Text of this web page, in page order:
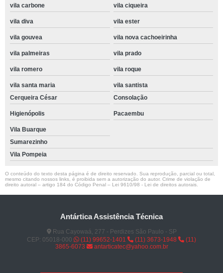
vila carbone vila ciqueira
vila diva vila ester
vila gouvea vila nova cachoeirinha
vila palmeiras vila prado
vila romero vila roque
vila santa maria
vila santista
Cerqueira César
Consolação
Higienópolis Pacaembu
Vila Buarque
Sumarezinho
Vila Pompeia
O conteúdo do texto desta página é de direito reservado. Sua reprodução, parcial ou total,
mesmo citando nossos links, é proibida sem a autorização do autor. Crime de violação de
direito autoral – artigo 184 do Código Penal – Lei 9610/98 - Lei de direitos autorais
Antártica Assistência Técnica
Rua Cayowaá, 277 - Perdizes São Paulo - SP
CEP: 05018-000
(11) 99652-1401 (11) 3673-1948
(11)
3865-6073
antarticatec@yahoo.com.br